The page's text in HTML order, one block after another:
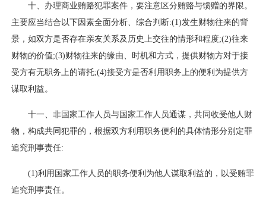
十、办理商业贿赂犯罪案件，要注意区分贿赂与馈赠的界限。
主要应当结合以下因素全面分析、综合判断:(1)发生财物往来的背
景，如双方是否存在亲友关系及历史上交往的情形和程度;(2)往来
财物的价值;(3)财物往来的缘由、时机和方式，提供财物方对于接
受方有无职务上的请托;(4)接受方是否利用职务上的便利为提供方
谋取利益。
十一、非国家工作人员与国家工作人员通谋，共同收受他人财
物，构成共同犯罪的，根据双方利用职务便利的具体情形分别定罪
追究刑事责任:
(1)利用国家工作人员的职务便利为他人谋取利益的，以受贿罪
追究刑事责任。